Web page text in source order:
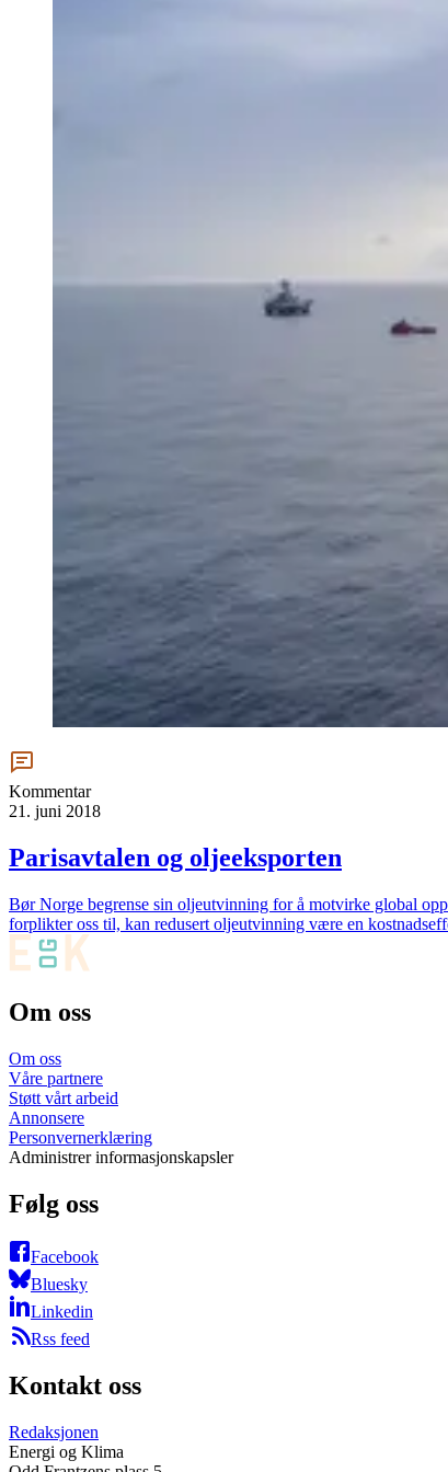
Kommentar
21. juni 2018
Parisavtalen og oljeeksporten
Bør Norge begrense sin oljeutvinning for å motvirke global
forplikter oss til, kan redusert oljeutvinning være en
Om oss
Om oss
Våre partnere
Støtt vårt arbeid
Annonsere
Personvernerklæring
Administrer informasjonskapsler
Følg oss
Facebook
Bluesky
Linkedin
Rss feed
Kontakt oss
Redaksjonen
Energi og Klima